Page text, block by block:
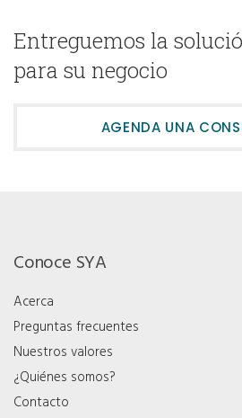
Entreguemos la
para su negocio
AGENDA UNA
Conoce SYA
Acerca
Preguntas frecuentes
Nuestros valores
¿Quiénes somos?
Contacto